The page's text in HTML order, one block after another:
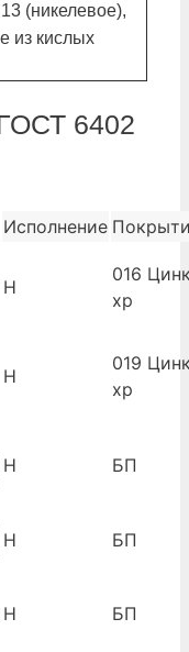
(никелевое),
из кислых
6402
Исполнение
Н
016
хр
Н
019
хр
Н БП
Н БП
Н БП